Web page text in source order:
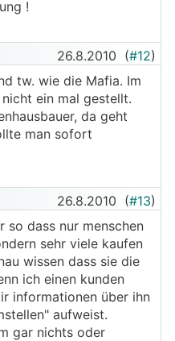
!
26.8.2010 (#12)
tw. wie die Mafia. Im
ein mal gestellt.
da geht
man sofort
26.8.2010 (#13)
so dass nur menschen
sehr viele kaufen
wissen dass sie die
ich einen kunden
informationen über ihn
aufweist.
gar nichts oder